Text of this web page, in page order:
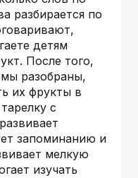
разбирается по
детям
После того,
разобраны,
их фрукты в
с
запоминанию и
мелкую
изучать